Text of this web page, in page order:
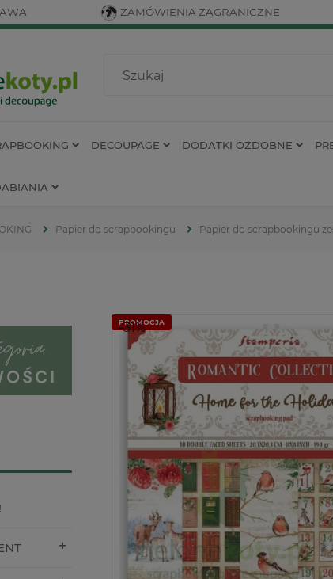
ZAMÓWIENIA ZAGRANICZNE
DECOUPAGE DODATKI OZDOBNE
Papier do scrapbookingu Papier do scrapbookingu
PROMOCJA
-31%